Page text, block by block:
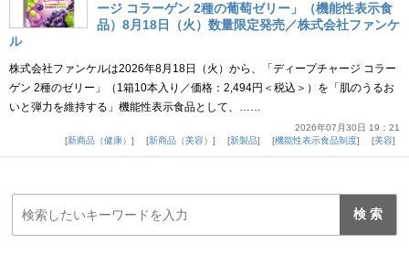
ージ コラーゲン 2種の葡萄ゼリー」（機能性表示食
品）8月18日（火）数量限定発売／株式会社ファンケ
ル
株式会社ファンケルは2026年8月18日（火）から、「ディープチャージ コラー
ゲン 2種のゼリー」（1箱10本入り／価格：2,494円＜税込＞）を「肌のうるお
いと弾力を維持する」機能性表示食品として、……
2026年07月30日 19：21
新商品（健康）
新商品（美容） 新製品 機能性表示食品制度 美容